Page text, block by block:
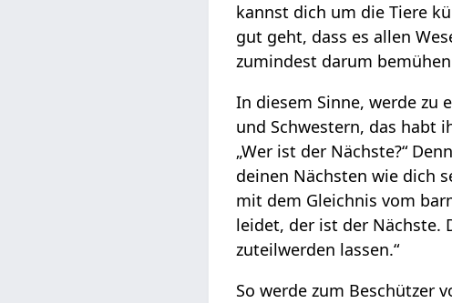
kannst dich um die Tiere
gut geht, dass es allen
zumindest darum
In diesem Sinne, werde zu
und Schwestern, das habt
„Wer ist der Nächste?“
deinen Nächsten wie dich
mit dem Gleichnis vom
leidet, der ist der Nächste.
zuteilwerden lassen.“
So werde zum Beschützer